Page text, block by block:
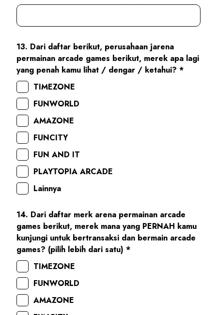
13. Dari daftar berikut, perusahaan jarena
permainan arcade games berikut, merek apa lagi
yang penah kamu lihat / dengar / ketahui? *
TIMEZONE
FUNWORLD
AMAZONE
FUNCITY
FUN AND IT
PLAYTOPIA ARCADE
Lainnya
14. Dari daftar merk arena permainan arcade
games berikut, merek mana yang PERNAH kamu
kunjungi untuk bertransaksi dan bermain arcade
games? (pilih lebih dari satu) *
TIMEZONE
FUNWORLD
AMAZONE